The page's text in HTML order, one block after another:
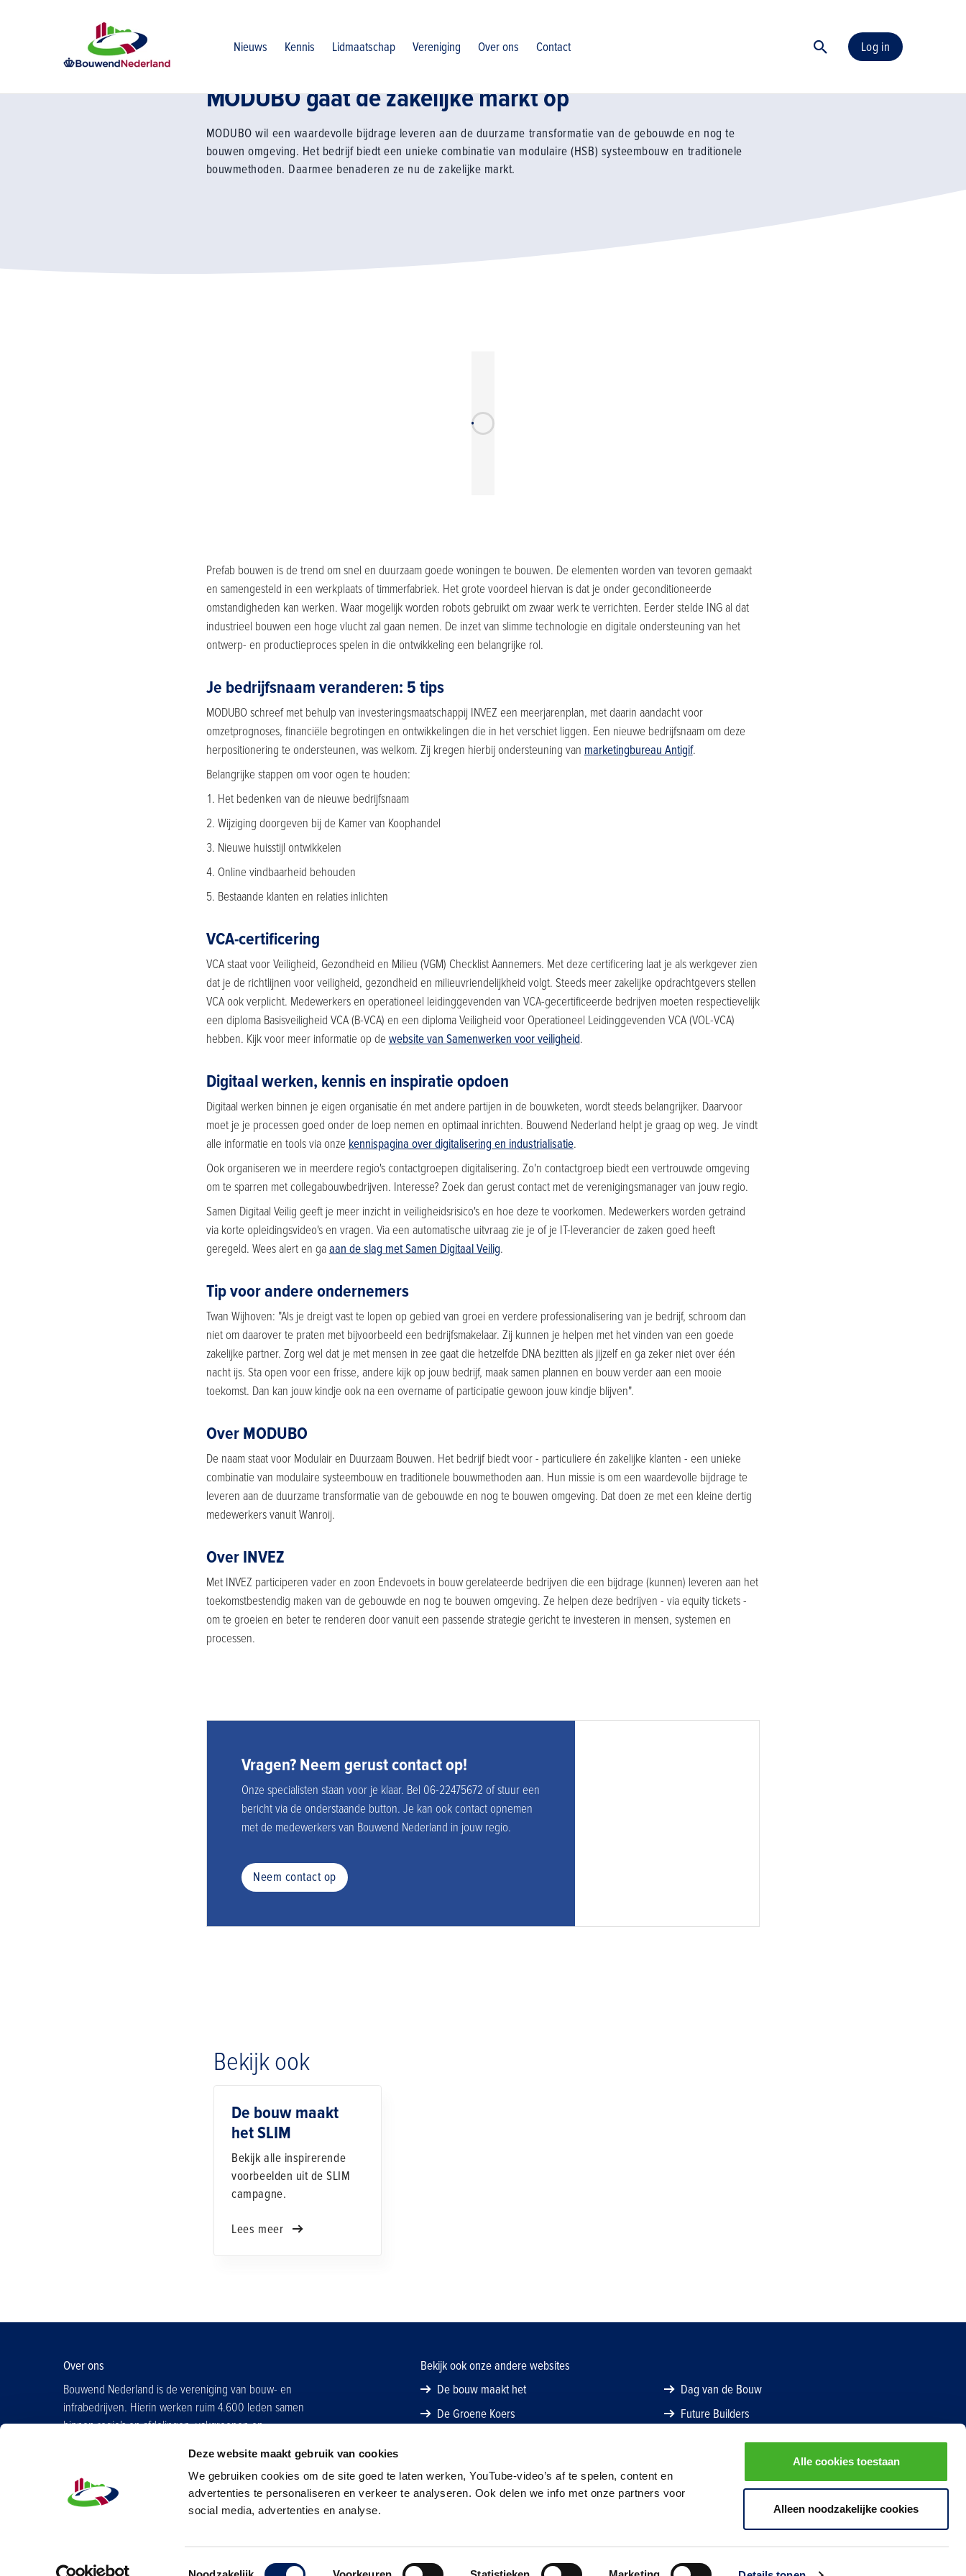
Deze website maakt gebruik van cookies
We gebruiken cookies om de site goed te laten werken, YouTube-video’s af te spelen, content en
advertenties te personaliseren en verkeer te analyseren. Ook delen we info met onze partners voor
social media, advertenties en analyse.
Toestemmingsselectie
Alle cookies toestaan
Alleen noodzakelijke cookies
Nieuws Kennis Lidmaatschap Vereniging Over ons Contact Log in
Kennis
MODUBO gaat de zakelijke markt op
MODUBO wil een waardevolle bijdrage leveren aan de duurzame transformatie van de gebouwde en nog te
bouwen omgeving. Het bedrijf biedt een unieke combinatie van modulaire (HSB) systeembouw en traditionele
bouwmethoden. Daarmee benaderen ze nu de zakelijke markt.
Prefab bouwen is de trend om snel en duurzaam goede woningen te bouwen. De elementen worden van tevoren gemaakt
en samengesteld in een werkplaats of timmerfabriek. Het grote voordeel hiervan is dat je onder geconditioneerde
omstandigheden kan werken. Waar mogelijk worden robots gebruikt om zwaar werk te verrichten. Eerder stelde ING al dat
industrieel bouwen een hoge vlucht zal gaan nemen. De inzet van slimme technologie en digitale ondersteuning van het
ontwerp- en productieproces spelen in die ontwikkeling een belangrijke rol.
Je bedrijfsnaam veranderen: 5 tips
MODUBO schreef met behulp van investeringsmaatschappij INVEZ een meerjarenplan, met daarin aandacht voor
omzetprognoses, financiële begrotingen en ontwikkelingen die in het verschiet liggen. Een nieuwe bedrijfsnaam om deze
herpositionering te ondersteunen, was welkom. Zij kregen hierbij ondersteuning van marketingbureau Antigif.
Belangrijke stappen om voor ogen te houden:
Het bedenken van de nieuwe bedrijfsnaam
Wijziging doorgeven bij de Kamer van Koophandel
Nieuwe huisstijl ontwikkelen
Online vindbaarheid behouden
Bestaande klanten en relaties inlichten
VCA-certificering
VCA staat voor Veiligheid, Gezondheid en Milieu (VGM) Checklist Aannemers. Met deze certificering laat je als werkgever zien
dat je de richtlijnen voor veiligheid, gezondheid en milieuvriendelijkheid volgt. Steeds meer zakelijke opdrachtgevers stellen
VCA ook verplicht. Medewerkers en operationeel leidinggevenden van VCA-gecertificeerde bedrijven moeten respectievelijk
een diploma Basisveiligheid VCA (B-VCA) en een diploma Veiligheid voor Operationeel Leidinggevenden VCA (VOL-VCA)
hebben. Kijk voor meer informatie op de website van Samenwerken voor veiligheid.
Digitaal werken, kennis en inspiratie opdoen
Digitaal werken binnen je eigen organisatie én met andere partijen in de bouwketen, wordt steeds belangrijker. Daarvoor
moet je je processen goed onder de loep nemen en optimaal inrichten. Bouwend Nederland helpt je graag op weg. Je vindt
alle informatie en tools via onze kennispagina over digitalisering en industrialisatie.
Ook organiseren we in meerdere regio's contactgroepen digitalisering. Zo'n contactgroep biedt een vertrouwde omgeving
om te sparren met collegabouwbedrijven. Interesse? Zoek dan gerust contact met de verenigingsmanager van jouw regio.
Samen Digitaal Veilig geeft je meer inzicht in veiligheidsrisico's en hoe deze te voorkomen. Medewerkers worden getraind
via korte opleidingsvideo's en vragen. Via een automatische uitvraag zie je of je IT-leverancier de zaken goed heeft
geregeld. Wees alert en gaaan de slag met Samen Digitaal Veilig.
Tip voor andere ondernemers
Twan Wijhoven: "Als je dreigt vast te lopen op gebied van groei en verdere professionalisering van je bedrijf, schroom dan
niet om daarover te praten met bijvoorbeeld een bedrijfsmakelaar. Zij kunnen je helpen met het vinden van een goede
zakelijke partner. Zorg wel dat je met mensen in zee gaat die hetzelfde DNA bezitten als jijzelf en ga zeker niet over één
nacht ijs. Sta open voor een frisse, andere kijk op jouw bedrijf, maak samen plannen en bouw verder aan een mooie
toekomst. Dan kan jouw kindje ook na een overname of participatie gewoon jouw kindje blijven".
Over MODUBO
De naam staat voor Modulair en Duurzaam Bouwen. Het bedrijf biedt voor - particuliere én zakelijke klanten - een unieke
combinatie van modulaire systeembouw en traditionele bouwmethoden aan. Hun missie is om een waardevolle bijdrage te
leveren aan de duurzame transformatie van de gebouwde en nog te bouwen omgeving. Dat doen ze met een kleine dertig
medewerkers vanuit Wanroij.
Over INVEZ
Met INVEZ participeren vader en zoon Endevoets in bouw gerelateerde bedrijven die een bijdrage (kunnen) leveren aan het
toekomstbestendig maken van de gebouwde en nog te bouwen omgeving. Ze helpen deze bedrijven - via equity tickets -
om te groeien en beter te renderen door vanuit een passende strategie gericht te investeren in mensen, systemen en
processen.
Vragen? Neem gerust contact op!
Onze specialisten staan voor je klaar. Bel 06-22475672 of stuur een
bericht via de onderstaande button. Je kan ook contact opnemen
met de medewerkers van Bouwend Nederland in jouw regio.
Neem contact op
Bekijk ook
De bouw maakt
het SLIM
Bekijk alle inspirerende
voorbeelden uit de SLIM
campagne.
Lees meer
Over ons
Bouwend Nederland is de vereniging van bouw- en
infrabedrijven. Hierin werken ruim 4.600 leden samen
binnen regio's en afdelingen, vakgroepen en
Bekijk ook onze andere websites
De bouw maakt het
Dag van de Bouw
De Groene Koers
Future Builders